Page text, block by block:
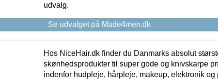
udvalg.
Se udvalget på Made4men.dk
Hos NiceHair.dk finder du Danmarks absolut
skønhedsprodukter til super gode og knivskarpe
indenfor hudpleje, hårpleje, makeup, elektronik og